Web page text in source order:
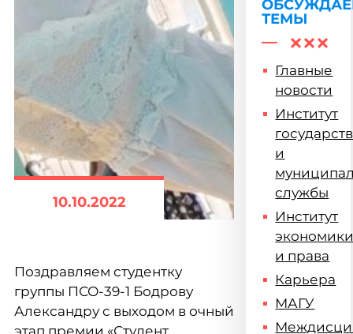
10.10.2022
Поздравляем студентку
группы ПСО-39-1 Бодрову
Александру с выходом в очный
этап премии «Студент
ТЕМЫ
Главные
новости
Институт
и
службы
Институт
и права
Карьера
МАГУ